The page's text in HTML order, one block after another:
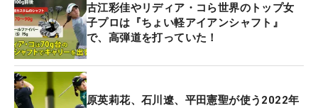
古江彩佳やリディア・コら世界のトップ女
子プロは『ちょい軽アイアンシャフト』
で、高弾道を打っていた！
原英莉花、石川遼、平田憲聖が使う2022年